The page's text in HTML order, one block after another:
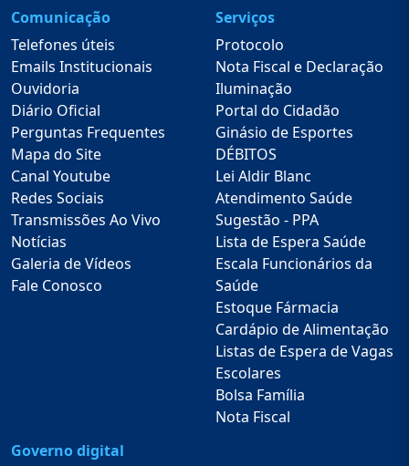
Comunicação
Telefones úteis
Emails Institucionais
Ouvidoria
Diário Oficial
Perguntas Frequentes
Mapa do Site
Canal Youtube
Redes Sociais
Transmissões Ao Vivo
Notícias
Galeria de Vídeos
Fale Conosco
Serviços
Protocolo
Nota Fiscal e Declaração
Iluminação
Portal do Cidadão
Ginásio de Esportes
DÉBITOS
Lei Aldir Blanc
Atendimento Saúde
Sugestão - PPA
Lista de Espera Saúde
Escala Funcionários da
Saúde
Estoque Fármacia
Cardápio de Alimentação
Listas de Espera de Vagas
Escolares
Bolsa Família
Nota Fiscal
Governo digital